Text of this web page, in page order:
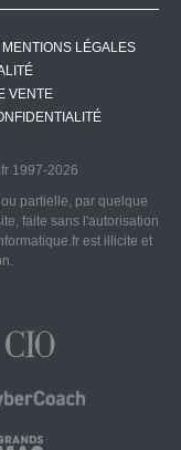
MENTIONS LÉGALES
VENTE
1997-2026
partielle, par quelque
faite sans l'autorisation
est illicite et